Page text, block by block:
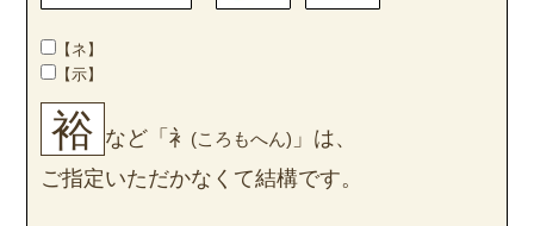
【ネ】
【示】
裕 など「衤 (ころもへん) 」は、
ご指定いただかなくて結構です。